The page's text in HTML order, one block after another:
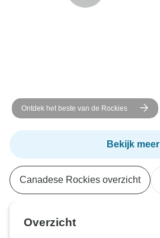
Ontdek het beste van de Rockies
Bekijk meer
Canadese Rockies overzicht
Overzicht